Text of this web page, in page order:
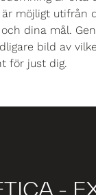
möjligt utifrån
dina mål.
bild av
för just dig.
-